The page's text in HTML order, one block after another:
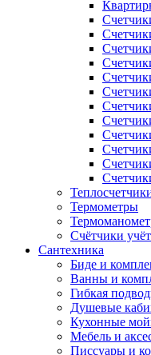
Термометры
Счётчики
Сантехника
Биде и
Ванны и
Гибкая
Душевые
Кухонные
Мебель и
Писсуары и